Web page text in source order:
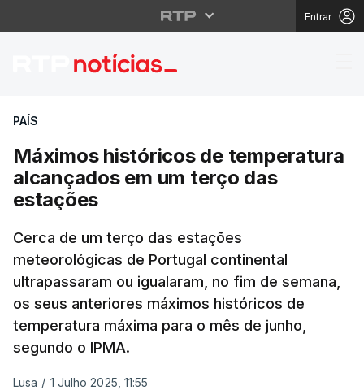
Entrar
Máximos históricos
PAÍS
Máximos históricos de temperatura
alcançados em um terço das
estações
Cerca de um terço das estações
meteorológicas de Portugal continental
ultrapassaram ou igualaram, no fim de semana,
os seus anteriores máximos históricos de
temperatura máxima para o mês de junho,
segundo o IPMA.
Lusa / 1 Julho 2025, 11:55